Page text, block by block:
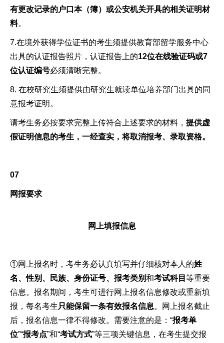
有更改记录的户口本（簿）或公安机关开具的相关证明材
料。
7.在境外获得学位证书的考生须提供教育部留学服务中心
出具的认证报告照片，认证报告上的12位在线验证码或7
位认证编号必须清晰完整。
8. 在校研究生须提供由研究生就读单位培养部门出具的同
意报考证明。
请考生务必按要求完整上传符合上述要求的材料， 提供虚
假证明信息的考生，一经查实，将取消报考、录取资格。
07
网报要求
网上填报信息
①网上报名时，考生务必认真填写并仔细核对本人的姓
名、性别、民族、身份证号、报考类别和考试科目 等重要
信息。报名期间，考生可进行网上报名信息修改或重新填
报，每名考生只能保留一条有效报名信息。网上报名截止
后，报名信息一律不得修改。需要注意的是：“报考单
位”“报考点”和“考试方式”等三项关键信息，在考生提交报